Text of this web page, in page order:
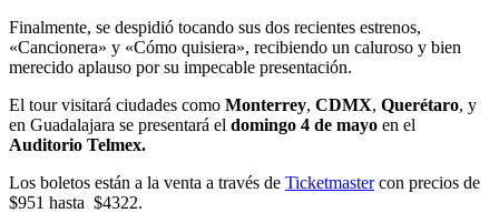
Finalmente, se despidió tocando sus dos recientes estrenos,
«Cancionera» y «Cómo quisiera», recibiendo un caluroso y bien
merecido aplauso por su impecable presentación.
El tour visitará ciudades como Monterrey, CDMX, Querétaro, y
en Guadalajara se presentará el domingo 4 de mayo en el
Auditorio Telmex.
Los boletos están a la venta a través de Ticketmastercon precios de
$951 hasta $4322.